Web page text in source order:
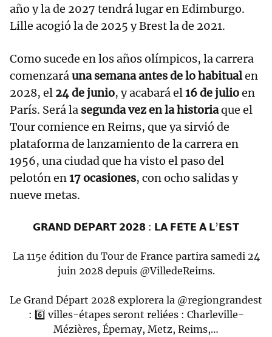
año y la de 2027 tendrá lugar en Edimburgo.
Lille acogió la de 2025 y Brest la de 2021.
Como sucede en los años olímpicos, la carrera
comenzaráuna semana antes de lo habitualen
2028, el 24 de junio, y acabará el16 de julioen
París. Será la segunda vez en la historiaque el
Tour comience en Reims, que ya sirvió de
plataforma de lanzamiento de la carrera en
1956, una ciudad que ha visto el paso del
pelotón en17 ocasiones, con ocho salidas y
nueve metas.
𝗚𝗥𝗔𝗡𝗗 𝗗𝗘́𝗣𝗔𝗥𝗧 𝟮𝟬𝟮𝟴 : 𝗟𝗔 𝗙𝗘̂𝗧𝗘 𝗔̀ 𝗟’𝗘𝗦𝗧
La 115e édition du Tour de France partira samedi 24
juin 2028 depuis @VilledeReims.
Le Grand Départ 2028 explorera la @regiongrandest
: 6️⃣ villes-étapes seront reliées : Charleville-
Mézières, Épernay, Metz, Reims,…